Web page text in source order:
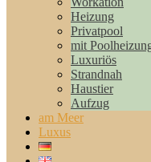
Heizung
Privatpool
mit
Luxuriös
Strandnah
Haustier
Aufzug
am Meer
Luxus